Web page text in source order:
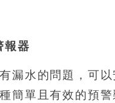
器
漏水的問題，可以
簡單且有效的預警